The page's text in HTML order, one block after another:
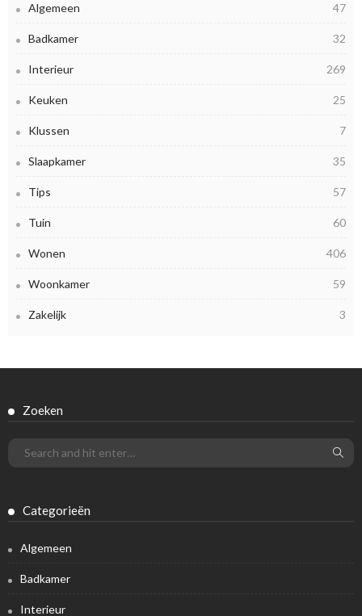
Algemeen 47
Badkamer 32
Interieur 269
Keuken 25
Klussen 7
Slaapkamer 35
Tips 57
Tuin 60
Wonen 406
Woonkamer 59
Zakelijk 3
Zoeken
Categorieën
Algemeen
Badkamer
Interieur